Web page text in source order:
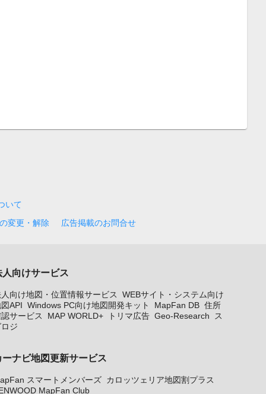
いて
変更・解除 広告掲載のお問合せ
人向けサービス
向け地図・位置情報サービス
WEBサイト・システム向け
API Windows PC向け地図開発キット MapFan DB 住所
サービス
MAP WORLD+ トリマ広告 Geo-Research
ス
ジ
ーナビ地図更新サービス
スマートメンバーズ カロッツェリア地図割プラス
MapFan Club